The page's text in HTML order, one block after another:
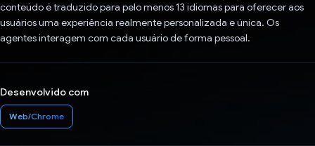
conteúdo é traduzido para pelo menos 13 idiomas para oferecer aos
usuários uma experiência realmente personalizada e única. Os
agentes interagem com cada usuário de forma pessoal.
Desenvolvido com
Web/Chrome